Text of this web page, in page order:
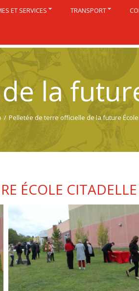
la
/ Pelletée de terre officielle de la future
ÉCOLE CITADELLE
ET SERVICES TRANSPORT